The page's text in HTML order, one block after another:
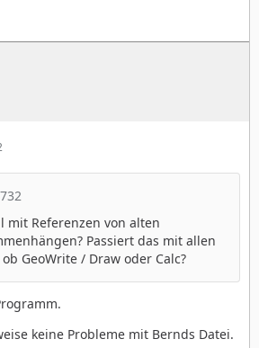
mit Referenzen von alten
Passiert das mit allen
GeoWrite / Draw oder Calc?
keine Probleme mit Bernds Datei.